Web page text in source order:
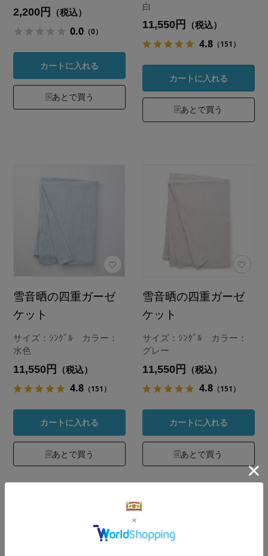
2,200円 （税込）
0.0 （0）
カートに入れる
あとで買う
白
11,550円 （税込）
4.8 （151）
カートに入れる
あとで買う
雪音晒の四重ガーゼ
ケット
サイズ：ｼﾝｸﾞﾙ カラー：
水色
11,550円 （税込）
4.8 （151）
カートに入れる
あとで買う
雪音晒の四重ガーゼ
ケット
サイズ：ｼﾝｸﾞﾙ カラー：
グレー
11,550円 （税込）
4.8 （151）
カートに入れる
あとで買う